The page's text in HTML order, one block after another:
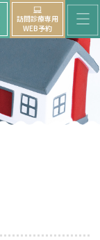
訪問診療専用
WEB予約
メ
ニ
ュ
ー
を
開
く